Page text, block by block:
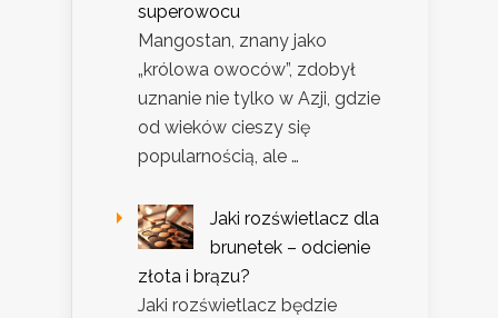
superowocu
Mangostan, znany jako
„królowa owoców”, zdobył
uznanie nie tylko w Azji, gdzie
od wieków cieszy się
popularnością, ale …
Jaki rozświetlacz dla
brunetek – odcienie
złota i brązu?
Jaki rozświetlacz będzie